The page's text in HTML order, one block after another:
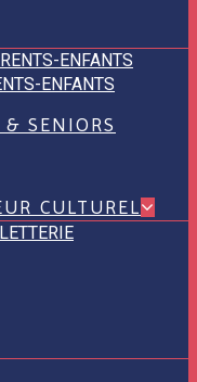
ENFANTS
ENFANTS
SENIORS
CULTUREL